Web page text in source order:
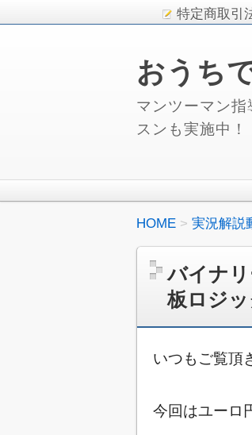
特定商取引
おうち
マンツーマン
スンも実施中！
HOME 実況解説
バイナ
板ロジ
いつもご覧頂
今回はユーロ